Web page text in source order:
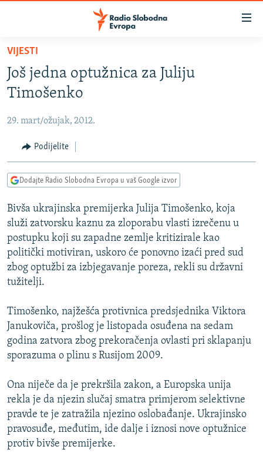
Pređite
glavni
sadržaj
na
navigaciju
Pređite
na
BOSNA I HERCEGOVINA
KOSOVO
CRNA GORA
VIDEO
FOTOGALERIJE
INFOGRAFIKE
PODCASTI
RAT U UKRAJINI
KINA NA BALKANU
RSE PRIČE IZ SVIJETA
ISPRIČAJ MI
SPECIJALI RSE
VIŠE OD NASLOVA
GENOCID U SREBRENICI
POPLAVE I KLIZIŠTA U BIH 2024.
TV LIBERTY
POST SCRIPTUM
MOJA EVROPA
PRATITE NAS
Sve RFE/RL stranice
VIJESTI
Još jedna optužnica za Juliju
Timošenko
29. mart/ožujak, 2012.
Podijelite
Dodajte Radio Slobodna Evropa u vaš Google izvor
Bivša ukrajinska premijerka Julija Timošenko, koja
služi zatvorsku kaznu za zloporabu vlasti izrečenu u
postupku koji su zapadne zemlje kritizirale kao
politički motiviran, uskoro će ponovno izaći pred sud
zbog optužbi za izbjegavanje poreza, rekli su državni
tužitelji.
Timošenko, najžešća protivnica predsjednika Viktora
Janukoviča, prošlog je listopada osuđena na sedam
godina zatvora zbog prekoračenja ovlasti pri sklapanju
sporazuma o plinu s Rusijom 2009.
Ona niječe da je prekršila zakon, a Europska unija
rekla je da njezin slučaj smatra primjerom selektivne
pravde te je zatražila njezino oslobađanje. Ukrajinsko
pravosuđe, međutim, ide dalje i iznosi nove optužnice
protiv bivše premijerke.